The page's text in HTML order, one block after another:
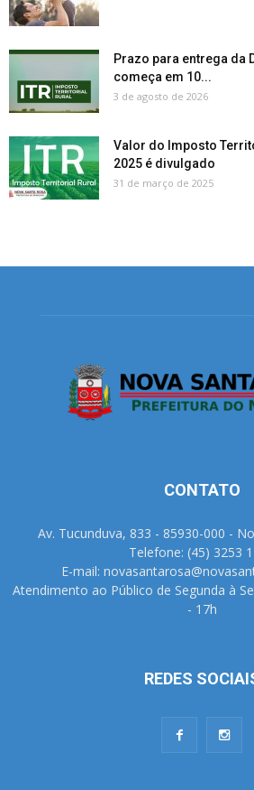
Prazo para entrega da
começa em 10...
3 de agosto de 2026
Valor do Imposto
2025 é divulgado
31 de março de 2025
CONTATO
Av. Tucunduva, 833 - 85930-000 -
Telefone: (45) 3253
E-mail:
Atendimento ao Público de Segunda à
- 17h
REDES